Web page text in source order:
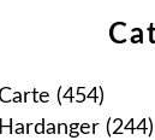
(454)
Hardanger (244)